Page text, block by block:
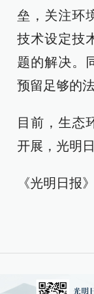
垒，关注环
技术设定技
题的解决。
预留足够的
目前，生态
开展，光明
《光明日报